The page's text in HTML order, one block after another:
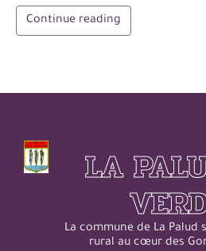
Continue reading
LA
La commune de La Palud
rural au cœur des